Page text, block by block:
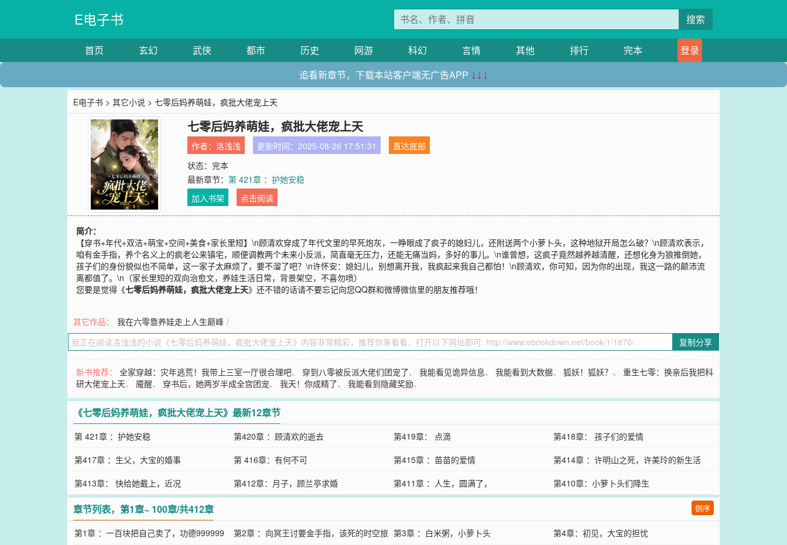
E电子书 搜索
首页 玄幻 武侠 都市 历史 网游 科幻 言情 其他 排行 完本
登录
追看新章节，下载本站客户端无广告APP ↓↓↓
E电子书 >其它小说 > 七零后妈养萌娃，疯批大佬宠上天
七零后妈养萌娃，疯批大佬宠上天
作者： 洛浅浅 更新时间：2025-08-26 17:51:31
直达底部
状态：完本
最新章节：第 421章 ：护她安稳
加入书架
点击阅读
简介：
【穿书+年代+双洁+萌宝+空间+美食+家长里短】\n顾清欢穿成了年代文里的早死炮灰，一睁眼成了疯子的媳妇儿，还附送两个小萝卜头，这种地狱开局怎么破？\n顾清欢表示，
咱有金手指，养个名义上的疯老公来镇宅，顺便调教两个未来小反派，简直毫无压力，还能无痛当妈，多好的事儿。\n谁曾想，这疯子竟然越养越清醒，还想化身为狼推倒她，
孩子们的身份貌似也不简单，这一家子太麻烦了，要不溜了吧？\n许怀安：媳妇儿，别想离开我，我疯起来我自己都怕！\n顾清欢，你可知，因为你的出现，我这一路的颠沛流
离都值了。\n（家长里短的双向治愈文，养娃生活日常，背景架空，不喜勿喷）
您要是觉得《七零后妈养萌娃，疯批大佬宠上天》还不错的话请不要忘记向您QQ群和微博微信里的朋友推荐哦！
其它作品： 我在六零靠养娃走上人生巅峰 /
复制分享
新书推荐：全家穿越：灾年逃荒！我带上三室一厅很合理吧、 穿到八零被反派大佬们团宠了、我能看见诡异信息、我能看到大数据、狐妖！狐妖？ 、重生七零：换亲后我把科
研大佬宠上天、 魇醒、 穿书后，她两岁半成全宫团宠、我天！你成精了、我能看到隐藏奖励、
《七零后妈养萌娃，疯批大佬宠上天》最新12章节
第 421章 ：护她安稳 第420章 ：顾清欢的逝去 第419章： 点滴
第418章： 孩子们的爱情
第417章 ：生父，大宝的婚事
第 416章：有何不可 第415章 ：苗苗的爱情
第414章 ：许明山之死，许美玲的新生活
第413章： 快给她戴上，近况
第412章：月子，顾兰亭求婚 第411章 ：人生，圆满了， 第410章：小萝卜头们降生
章节列表，第1章~ 100章/共412章 倒序
第1章 ：一百块把自己卖了，功德999999
第2章 ：向冥王讨要金手指，该死的时空旅 第3章 ：白米粥，小萝卜头
第4章：初见，大宝的担忧